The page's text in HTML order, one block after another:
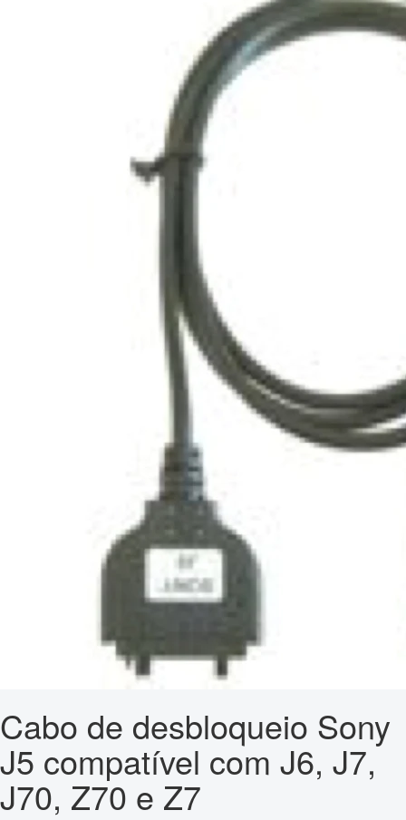
Cabo de desbloqueio Sony
J5 compatível com J6, J7,
J70, Z70 e Z7